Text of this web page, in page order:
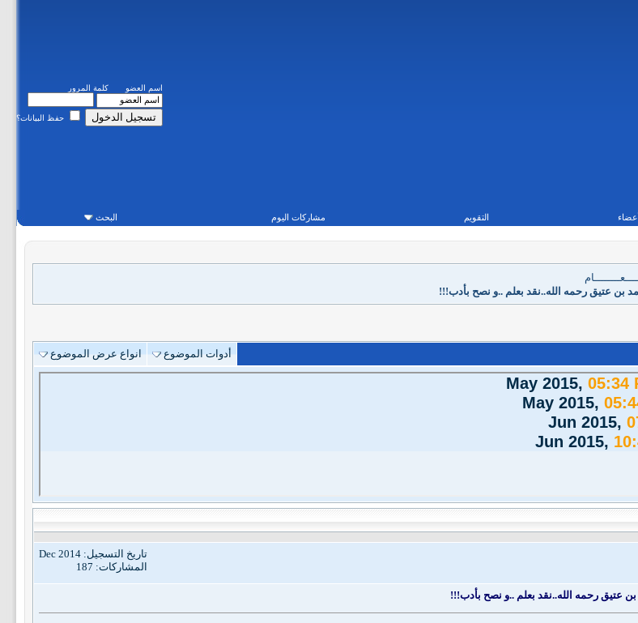
اسم العضو كلمة المرور
حفظ البيانات؟
التقويم مشاركات اليوم البحث
بن عتيق رحمه الله..نقد بعلم ..و نصح بأدب!!!
أدوات الموضوع انواع عرض الموضوع
05:34
تاريخ التسجيل: Dec 2014
المشاركات: 187
عتيق رحمه الله..نقد بعلم ..و نصح بأدب!!!